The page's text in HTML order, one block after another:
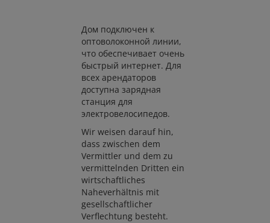
Дом подключен к
оптоволоконной линии,
что обеспечивает очень
быстрый интернет. Для
всех арендаторов
доступна зарядная
станция для
электровелосипедов.
Wir weisen darauf hin,
dass zwischen dem
Vermittler und dem zu
vermittelnden Dritten ein
wirtschaftliches
Naheverhältnis mit
gesellschaftlicher
Verflechtung besteht.